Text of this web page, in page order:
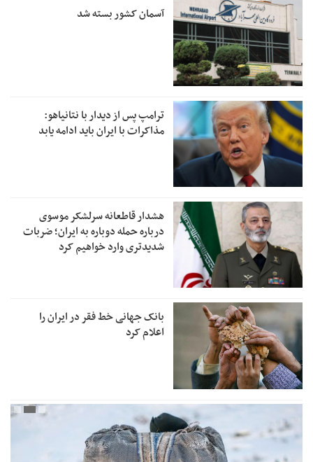
آسمان کشور بسته شد
ترامپ پس از دیدار با نتانیاهو:
مذاکرات با ایران باید ادامه یابد
هشدار قاطعانه سرلشکر موسوی
درباره حمله دوباره به ایران؛ ضربات
شدیدتری وارد خواهیم کرد
بانک جهانی خط فقر در ایران را
اعلام کرد